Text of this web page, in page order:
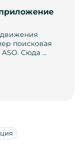
поисковая
Сюда …